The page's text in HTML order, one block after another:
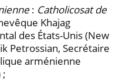
: Catholicosat de
Khajag
des États-Unis (New
Petrossian, Secrétaire
arménienne
;